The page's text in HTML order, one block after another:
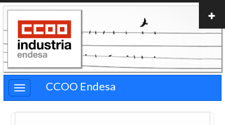
Pasar
contenido
principal
CCOO Endesa